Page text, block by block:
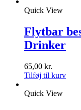
Quick View
Flytbar
Drinker
65,00 kr.
Tilføj til kurv
Quick View